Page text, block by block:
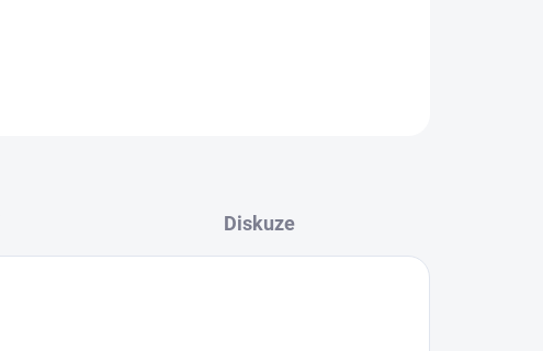
Diskuze